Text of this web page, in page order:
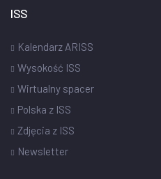
ISS
Kalendarz ARISS
Wysokość ISS
Wirtualny spacer
Polska z ISS
Zdjęcia z ISS
Newsletter